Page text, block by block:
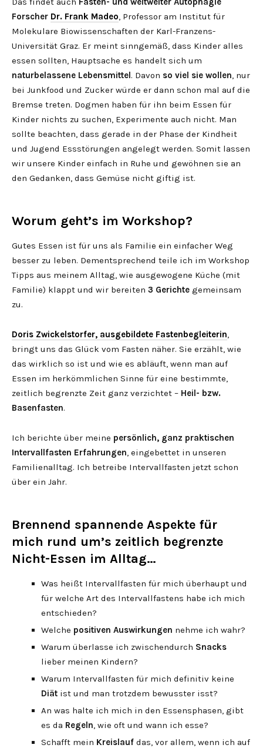
Forscher Dr. Frank Madeo, Professor am Institut für
Molekulare Biowissenschaften der Karl-Franzens-
Universität Graz. Er meint sinngemäß, dass Kinder alles
essen sollten, Hauptsache es handelt sich um
naturbelassene Lebensmittel. Davon so viel sie wollen, nur
bei Junkfood und Zucker würde er dann schon mal auf die
Bremse treten. Dogmen haben für ihn beim Essen für
Kinder nichts zu suchen, Experimente auch nicht. Man
sollte beachten, dass gerade in der Phase der Kindheit
und Jugend Essstörungen angelegt werden. Somit lassen
wir unsere Kinder einfach in Ruhe und gewöhnen sie an
den Gedanken, dass Gemüse nicht giftig ist.
Worum geht’s im Workshop?
Gutes Essen ist für uns als Familie ein einfacher Weg
besser zu leben. Dementsprechend teile ich im Workshop
Tipps aus meinem Alltag, wie ausgewogene Küche (mit
Familie) klappt und wir bereiten 3 Gerichte gemeinsam
zu.
Doris Zwickelstorfer, ausgebildete Fastenbegleiterin,
bringt uns das Glück vom Fasten näher. Sie erzählt, wie
das wirklich so ist und wie es abläuft, wenn man auf
Essen im herkömmlichen Sinne für eine bestimmte,
zeitlich begrenzte Zeit ganz verzichtet – Heil- bzw.
Basenfasten.
Ich berichte über meine persönlich, ganz praktischen
Intervallfasten Erfahrungen, eingebettet in unseren
Familienalltag. Ich betreibe Intervallfasten jetzt schon
über ein Jahr.
Brennend spannende Aspekte für
mich rund um’s zeitlich begrenzte
Nicht-Essen im Alltag…
Was heißt Intervallfasten für mich überhaupt und
für welche Art des Intervallfastens habe ich mich
entschieden?
Welche positiven Auswirkungen nehme ich wahr?
Warum überlasse ich zwischendurch Snacks
lieber meinen Kindern?
Warum Intervallfasten für mich definitiv keine
Diät ist und man trotzdem bewusster isst?
An was halte ich mich in den Essensphasen, gibt
es da Regeln, wie oft und wann ich esse?
Schafft mein Kreislauf das, vor allem, wenn ich auf